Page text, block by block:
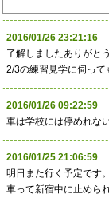
2016/01/26
了解しましたありがと
2/3の練習見学に伺って
2016/01/26
車は学校には停めれな
2016/01/25
明日また行く予定です。
車って新宿中に止めら